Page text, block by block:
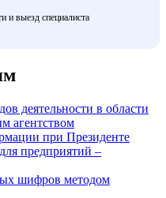
и выезд специалиста
деятельности в области
агентством
при Президенте
предприятий –
шифров методом